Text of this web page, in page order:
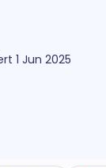
1 Jun 2025